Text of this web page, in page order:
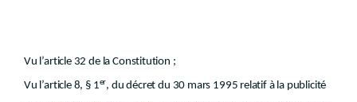
Vu l’article 32 de la Constitution ;
Vu l’article 8, § 1er, du décret du 30 mars 1995 relatif à la publicité